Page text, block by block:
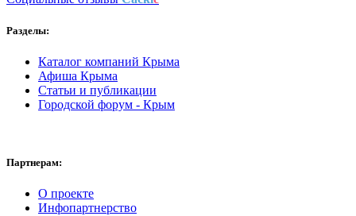
Разделы:
Каталог компаний Крыма
Афиша Крыма
Статьи и публикации
Городской форум - Крым
Партнерам:
О проекте
Инфопартнерство